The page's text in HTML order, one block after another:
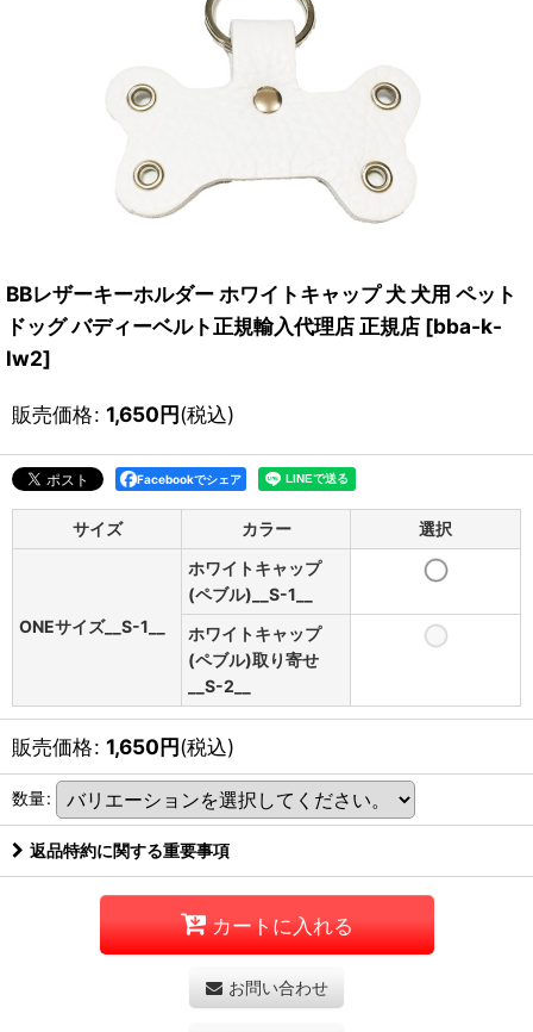
BBレザーキーホルダー ホワイトキャップ 犬 犬用 ペット
ドッグ バディーベルト正規輸入代理店 正規店 [bba-k-
lw2]
販売価格: 1,650円(税込)
Facebookでシェア
サイズ カラー 選択
ONEサイズ__S-1__
ホワイトキャップ
(ペブル)__S-1__
ホワイトキャップ
(ペブル)取り寄せ
__S-2__
販売価格: 1,650円(税込)
数量:
返品特約に関する重要事項
カートに入れる
お問い合わせ